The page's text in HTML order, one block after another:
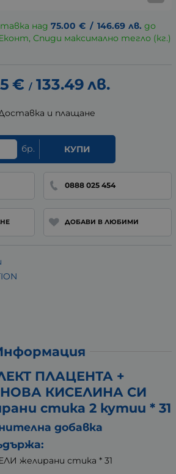
над 75.00 € / 146.69 лв. до
Спиди максимално тегло (кг.)
€ / 133.49 лв.
и плащане
бр. КУПИ
0888 025 454
ДОБАВИ В ЛЮБИМИ
ПЛАЦЕНТА +
КИСЕЛИНА СИ
стика 2 кутии * 31
добавка
желирани стика * 31